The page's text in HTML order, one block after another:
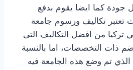
جودة كما ايضا يقوم بدفع
تكاليف ورسوم جامعة
من افضل التكاليف التى
ذات التخصصات، اما بالنسبة
الذي تم وضع هذه الجامعة فيه